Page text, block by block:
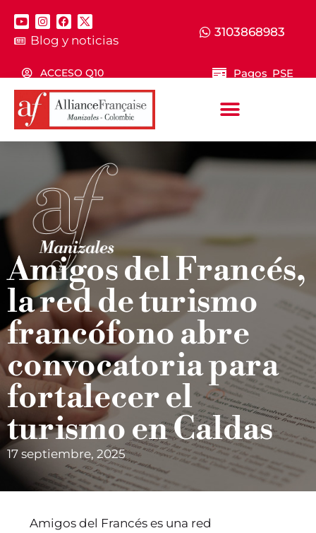
Blog y noticias
3103868983
ACCESO Q10 Pagos PSE
Amigos del Francés,
la red de turismo
francófono abre
convocatoria para
fortalecer el
turismo en Caldas
17 septiembre, 2025
Amigos del Francés es una red